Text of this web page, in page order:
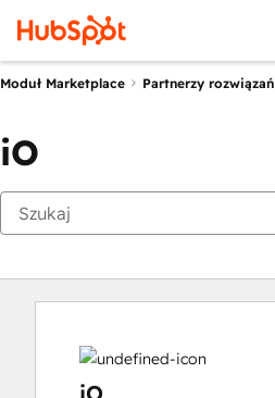
Moduł Marketplace Partnerzy rozwiązań
iO